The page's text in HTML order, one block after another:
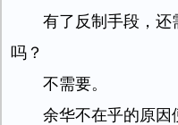
有了反制手段，还
吗？
不需要。
余华不在乎的原因